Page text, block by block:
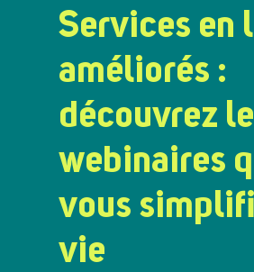
Services en
améliorés :
découvrez
webinaires
vous
vie